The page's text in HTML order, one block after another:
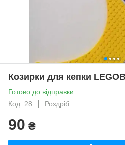
Козирки для кепки
Готово до відправки
Код: 28
Роздріб
90 ₴